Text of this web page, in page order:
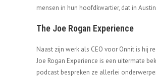
mensen in hun hoofdkwartier, dat in
The Joe Rogan Experience
Naast zijn werk als CEO voor Onnit is hij
Joe Rogan Experience is een uitermate
podcast bespreken ze allerlei